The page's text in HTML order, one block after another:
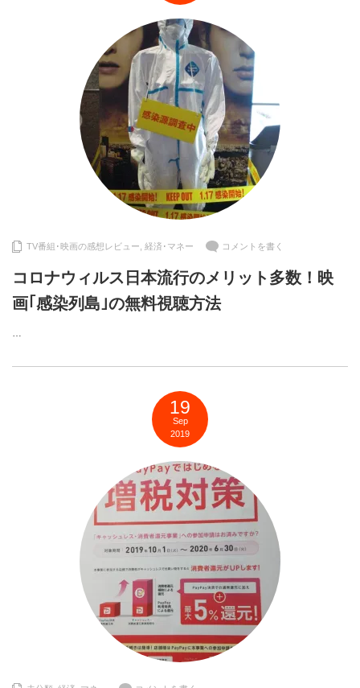
TV番組･映画の感想レビュー 経済･マネー コメントを書く
コロナウィルス日本流行のメリット多数！映
画｢感染列島｣の無料視聴方法
…
19
Sep
2019